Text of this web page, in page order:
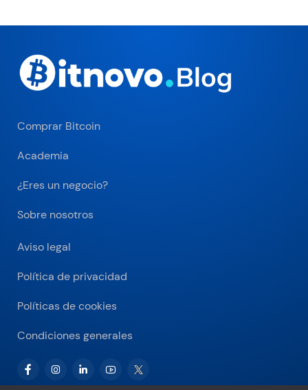
Comprar Bitcoin
Academia
¿Eres un negocio?
Sobre nosotros
Aviso legal
Política de privacidad
Políticas de cookies
Condiciones generales